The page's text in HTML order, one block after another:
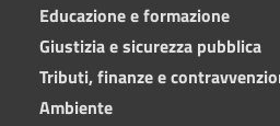
Educazione e formazione
Giustizia e sicurezza pubblica
Tributi, finanze e
Ambiente